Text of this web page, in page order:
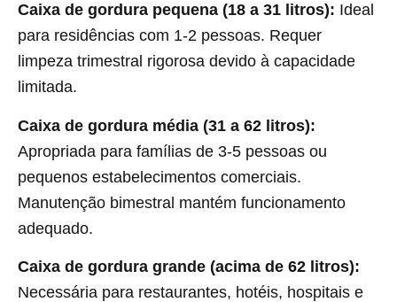
Caixa de gordura pequena (18 a 31 litros): Ideal
para residências com 1-2 pessoas. Requer
limpeza trimestral rigorosa devido à capacidade
limitada.
Caixa de gordura média (31 a 62 litros):
Apropriada para famílias de 3-5 pessoas ou
pequenos estabelecimentos comerciais.
Manutenção bimestral mantém funcionamento
adequado.
Caixa de gordura grande (acima de 62 litros):
Necessária para restaurantes, hotéis, hospitais e